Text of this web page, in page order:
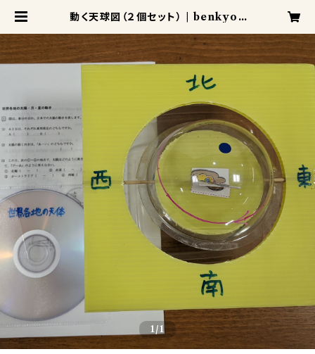
動く天球図（２個セット） | benkyou
1/1